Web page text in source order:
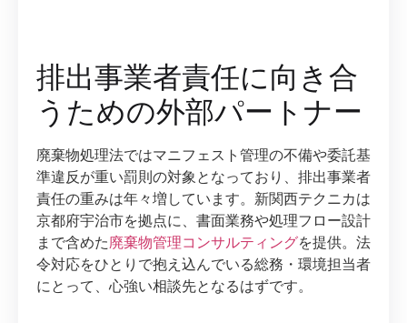
排出事業者責任に向き合
うための外部パートナー
廃棄物処理法ではマニフェスト管理の不備や委託基
準違反が重い罰則の対象となっており、排出事業者
責任の重みは年々増しています。新関西テクニカは
京都府宇治市を拠点に、書面業務や処理フロー設計
まで含めた廃棄物管理コンサルティングを提供。法
令対応をひとりで抱え込んでいる総務・環境担当者
にとって、心強い相談先となるはずです。